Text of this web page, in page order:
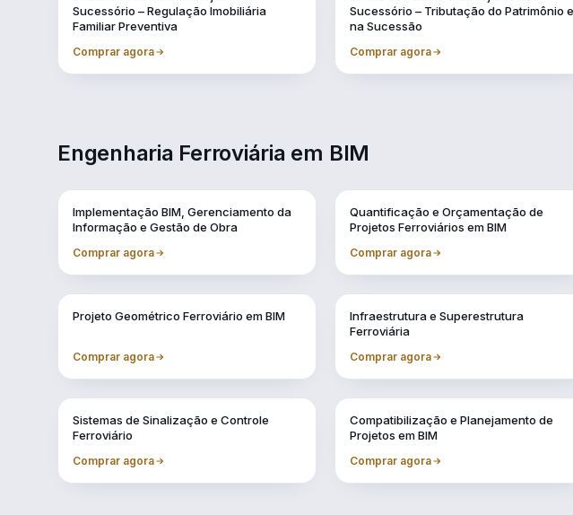
Sucessório – Regulação Imobiliária
Familiar Preventiva
Comprar agora
Sucessório – Tributação do Patrimônio e
na Sucessão
Comprar agora
Engenharia Ferroviária em BIM
Implementação BIM, Gerenciamento da
Informação e Gestão de Obra
Comprar agora
Quantificação e Orçamentação de
Projetos Ferroviários em BIM
Comprar agora
Projeto Geométrico Ferroviário em BIM
Comprar agora
Infraestrutura e Superestrutura
Ferroviária
Comprar agora
Sistemas de Sinalização e Controle
Ferroviário
Comprar agora
Compatibilização e Planejamento de
Projetos em BIM
Comprar agora